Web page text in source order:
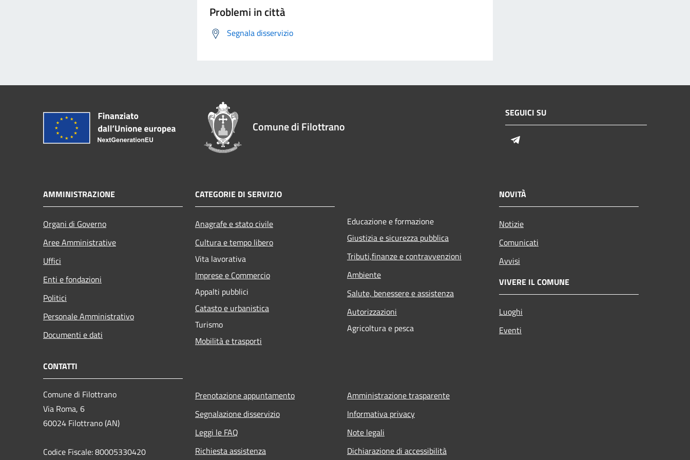
Problemi in città
Segnala disservizio
Comune di Filottrano
SEGUICI SU
AMMINISTRAZIONE
Organi di Governo
Aree Amministrative
Uffici
Enti e fondazioni
Politici
Personale Amministrativo
Documenti e dati
CATEGORIE DI SERVIZIO
Anagrafe e stato civile
Cultura e tempo libero
Vita lavorativa
Imprese e Commercio
Appalti pubblici
Catasto e urbanistica
Turismo
Mobilità e trasporti
Educazione e formazione
Giustizia e sicurezza pubblica
Tributi,finanze e contravvenzioni
Ambiente
Salute, benessere e assistenza
Autorizzazioni
Agricoltura e pesca
NOVITÀ
Notizie
Comunicati
Avvisi
VIVERE IL COMUNE
Luoghi
Eventi
CONTATTI
Comune di Filottrano
Via Roma, 6
60024 Filottrano (AN)
Codice Fiscale: 80005330420
Prenotazione appuntamento
Segnalazione disservizio
Leggi le FAQ
Richiesta assistenza
Amministrazione trasparente
Informativa privacy
Note legali
Dichiarazione di accessibilità